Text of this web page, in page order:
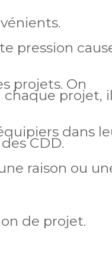
pression
projets. On
chaque projet,
dans
CDD.
raison ou
de projet.